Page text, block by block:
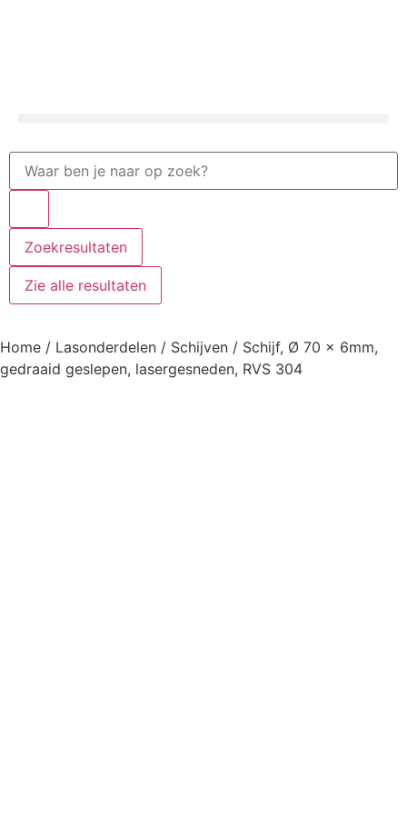
Zoekresultaten
Zie alle resultaten
Home / Lasonderdelen / Schijven / Schijf, Ø 70 x 6mm,
gedraaid geslepen, lasergesneden, RVS 304